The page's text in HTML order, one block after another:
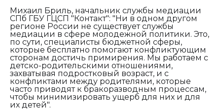
Михаил Бриль, начальник службы медиации
СПб ГБУ ГЦСП "Контакт": "Ни в одном другом
регионе России не существует службы
медиации в сфере молодежной политики. Это,
по сути, специалисты бюджетной сферы,
которые бесплатно помогают конфликтующим
сторонам достичь примирения. Мы работаем с
детско-родительскими отношениями,
захватывая подростковый возраст, и с
конфликтами между родителями, которые
часто приводят к бракоразводным процессам,
чтобы минимизировать ущерб для них и для
их детей".